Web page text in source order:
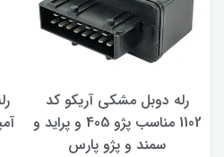
رله دوبل مشکی آریکو کد
1102 مناسب پژو 405 و پراید و
سمند و پژو پارس